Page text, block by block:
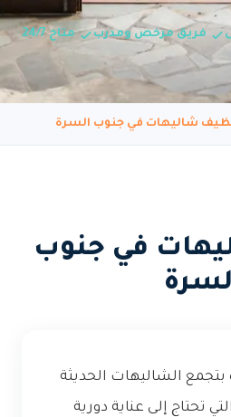
فريق مرخص ومدرب متاح 24/7
شاليهات في جنوب السرة
في جنوب
بتجمع الشاليهات الحديثة
تحتاج إلى عناية دورية